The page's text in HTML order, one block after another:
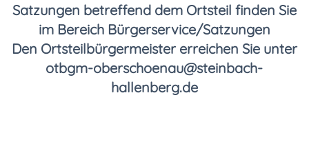
Satzungen betreffend dem Ortsteil finden Sie
im Bereich Bürgerservice/Satzungen
Den Ortsteilbürgermeister erreichen Sie unter
otbgm-oberschoenau@steinbach-
hallenberg.de